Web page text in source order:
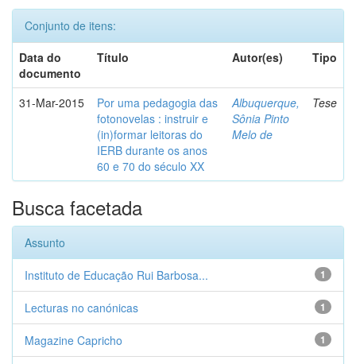
Conjunto de itens:
Data do
documento
Título Autor(es) Tipo
31-Mar-2015
Por uma pedagogia das
fotonovelas : instruir e
(in)formar leitoras do
IERB durante os anos
60 e 70 do século XX
Albuquerque,
Sônia Pinto
Melo de
Tese
Busca facetada
Assunto
1
Instituto de Educação Rui Barbosa...
1
Lecturas no canónicas
1
Magazine Capricho